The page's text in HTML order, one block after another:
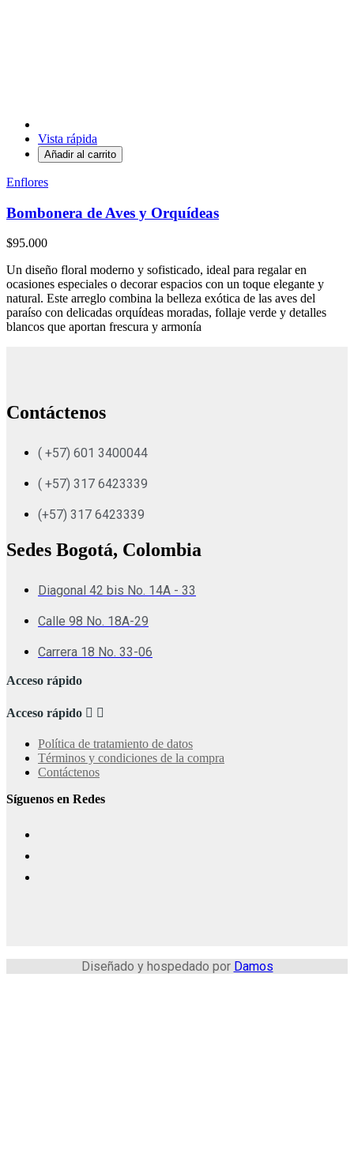
Vista rápida
Añadir al carrito
Enflores
Bombonera de Aves y Orquídeas
$95.000
Un diseño floral moderno y sofisticado, ideal para regalar en
ocasiones especiales o decorar espacios con un toque elegante y
natural. Este arreglo combina la belleza exótica de las aves del
paraíso con delicadas orquídeas moradas, follaje verde y detalles
blancos que aportan frescura y armonía
Contáctenos
( +57) 601 3400044
( +57) 317 6423339
(+57) 317 6423339
Sedes Bogotá, Colombia
Diagonal 42 bis No. 14A - 33
Calle 98 No. 18A-29
Carrera 18 No. 33-06
Acceso rápido
Acceso rápido  
Política de tratamiento de datos
Términos y condiciones de la compra
Contáctenos
Síguenos en Redes
Diseñado y hospedado por Damos